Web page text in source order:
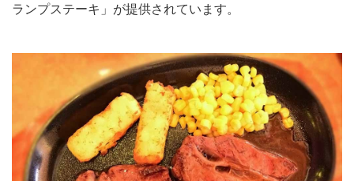
ランプステーキ」が提供されています。